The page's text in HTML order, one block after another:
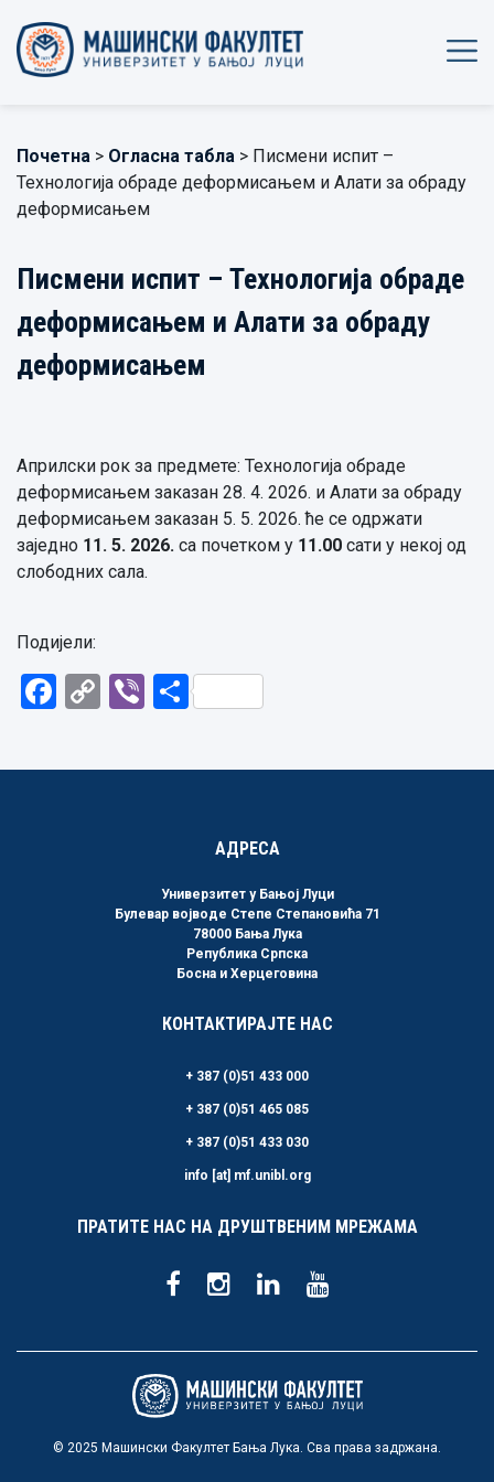
Почетна > Огласна табла > Писмени испит –
Технологија обраде деформисањем и Алати за обраду
деформисањем
Писмени испит – Технологија обраде
деформисањем и Алати за обраду
деформисањем
Априлски рок за предмете: Технологија обраде
деформисањем заказан 28. 4. 2026. и Алати за обраду
деформисањем заказан 5. 5. 2026. ће се одржати
заједно 11. 5. 2026. са почетком у 11.00 сати у некој од
слободних сала.
Подијели:
Facebook
CopyViberShare
АДРЕСА
Универзитет у Бањој Луци
Булевар војводе Степе Степановића 71
78000 Бања Лука
Република Српска
Босна и Херцеговина
КОНТАКТИРАЈТЕ НАС
+ 387 (0)51 433 000
+ 387 (0)51 465 085
+ 387 (0)51 433 030
info [at] mf.unibl.org
ПРАТИТЕ НАС НА ДРУШТВЕНИМ МРЕЖАМА
© 2025 Машински Факултет Бања Лука. Сва права задржана.